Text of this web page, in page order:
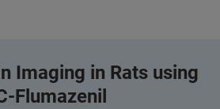
Imaging in Rats using
Flumazenil